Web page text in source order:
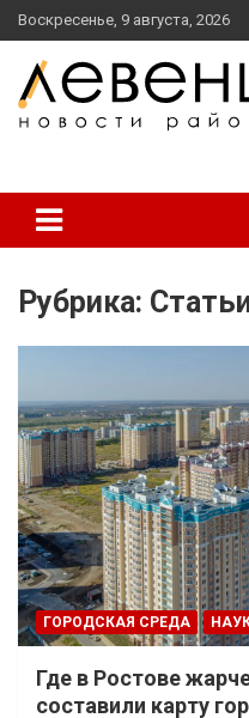
перейти
к
содержанию
Воскресенье, 9 августа, 2026
Рубрика:
ГОРОДСКАЯ СРЕДА
Где в Ростове
составили карту